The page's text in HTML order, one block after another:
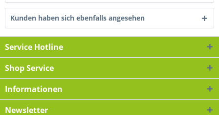
Kunden haben sich ebenfalls angesehen
Service Hotline
Shop Service
Informationen
Newsletter